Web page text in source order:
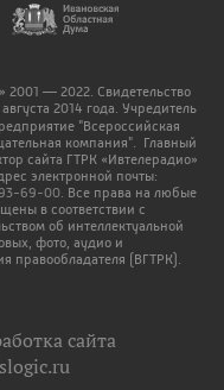
2001 — 2022. Свидетельство
2014 года. Учредитель
"Всероссийская
компания". Главный
сайта ГТРК «Ивтелерадио»
электронной почты:
69-00 . Все права на любые
в соответствии с
об интеллектуальной
фото, аудио и
правообладателя (ВГТРК).
сайта